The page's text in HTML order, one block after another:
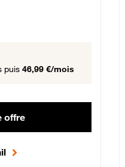
puis 46,99 €/mois
offre